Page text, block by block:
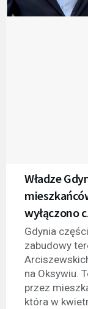
Władze
wyłączono
Gdynia
zabudowy
na Oksywiu.
przez
która w